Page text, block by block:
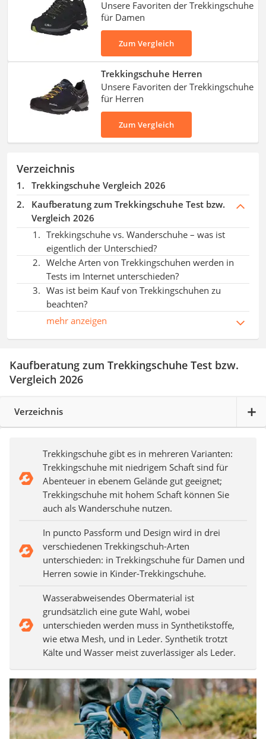
Ferngesteuertes Auto
Subwoofer
Sie, dass Ihre Füße in Ihren neuen Trekkingschuhen
schwitzen. Auch atmungsaktive Kleidung wird für eine
Wanderung in diversen Tests im Internet empfohlen.
Unsere Favoriten der Trekkingschuhe
für Damen
Zum Vergleich
Trekkingschuhe Herren
Unsere Favoriten der Trekkingschuhe
für Herren
Zum Vergleich
Verzeichnis
Trekkingschuhe Vergleich 2026
Kaufberatung zum Trekkingschuhe Test bzw.
Vergleich 2026
Trekkingschuhe vs. Wanderschuhe – was ist
eigentlich der Unterschied?
Welche Arten von Trekkingschuhen werden in
Tests im Internet unterschieden?
Was ist beim Kauf von Trekkingschuhen zu
beachten?
mehr anzeigen
Kaufberatung zum Trekkingschuhe Test bzw.
Vergleich 2026
Verzeichnis
Trekkingschuhe gibt es in mehreren Varianten:
Trekkingschuhe mit niedrigem Schaft sind für
Abenteuer in ebenem Gelände gut geeignet;
Trekkingschuhe mit hohem Schaft können Sie
auch als Wanderschuhe nutzen.
In puncto Passform und Design wird in drei
verschiedenen Trekkingschuh-Arten
unterschieden: in Trekkingschuhe für Damen und
Herren sowie in Kinder-Trekkingschuhe.
Wasserabweisendes Obermaterial ist
grundsätzlich eine gute Wahl, wobei
unterschieden werden muss in Synthetikstoffe,
wie etwa Mesh, und in Leder. Synthetik trotzt
Kälte und Wasser meist zuverlässiger als Leder.